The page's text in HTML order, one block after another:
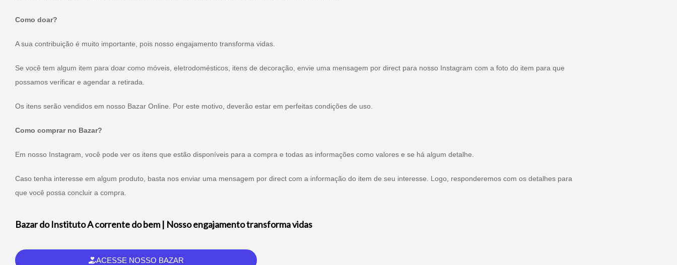
Como doar?
A sua contribuição é muito importante, pois nosso engajamento transforma vidas.
Se você tem algum item para doar como móveis, eletrodomésticos, itens de decoração, envie uma mensagem por direct para nosso Instagram com a foto do item para que
possamos verificar e agendar a retirada.
Os itens serão vendidos em nosso Bazar Online. Por este motivo, deverão estar em perfeitas condições de uso.
Como comprar no Bazar?
Em nosso Instagram, você pode ver os itens que estão disponíveis para a compra e todas as informações como valores e se há algum detalhe.
Caso tenha interesse em algum produto, basta nos enviar uma mensagem por direct com a informação do item de seu interesse. Logo, responderemos com os detalhes para
que você possa concluir a compra.
Bazar do Instituto A corrente do bem | Nosso engajamento transforma vidas
ACESSE NOSSO BAZAR